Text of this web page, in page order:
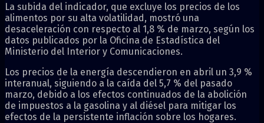
La subida del indicador, que excluye los precios de los
alimentos por su alta volatilidad, mostró una
desaceleración con respecto al 1,8 % de marzo, según los
datos publicados por la Oficina de Estadística del
Ministerio del Interior y Comunicaciones.
Los precios de la energía descendieron en abril un 3,9 %
interanual, siguiendo a la caída del 5,7 % del pasado
marzo, debido a los efectos continuados de la abolición
de impuestos a la gasolina y al diésel para mitigar los
efectos de la persistente inflación sobre los hogares.